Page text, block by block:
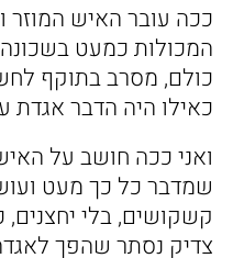
ככה עובר האיש המוזר
המכולות כמעט
כולם, מסרב בתוקף
כאילו היה הדבר אגדת
ואני ככה חושב על
שמדבר כל כך מעט
קשקושים, בלי
צדיק נסתר שהפך